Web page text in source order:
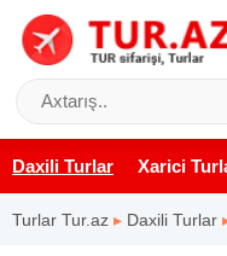
Daxili Turlar Xarici
Turlar Tur.az ▸ Daxili Turlar